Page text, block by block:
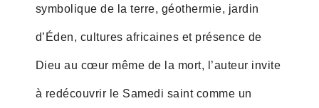
symbolique de la terre, géothermie, jardin
d’Éden, cultures africaines et présence de
Dieu au cœur même de la mort, l’auteur invite
à redécouvrir le Samedi saint comme un